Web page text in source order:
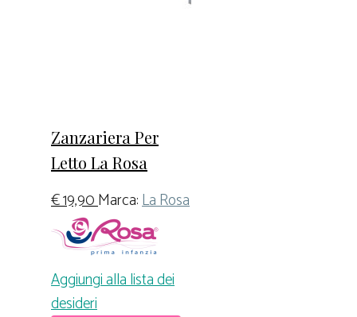
Zanzariera Per
Letto La Rosa
€19,90Marca:La Rosa
Aggiungi alla lista dei
desideri